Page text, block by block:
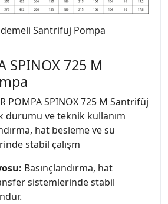
Santrifüj Pompa
SPINOX 725 M
POMPA SPINOX 725 M Santrifüj
durumu ve teknik kullanım
hat besleme ve su
stabil çalışm
Basınçlandırma, hat
sistemlerinde stabil